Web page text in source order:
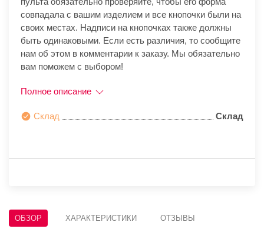
совпадала с вашим изделием и все кнопочки были на
своих местах. Надписи на кнопочках также должны
быть одинаковыми. Если есть различия, то сообщите
нам об этом в комментарии к заказу. Мы обязательно
вам поможем с выбором!
Полное описание
Склад Склад
ОБЗОР ХАРАКТЕРИСТИКИ ОТЗЫВЫ